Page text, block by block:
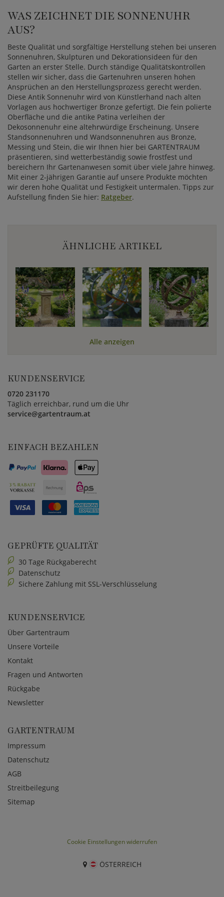
WAS ZEICHNET DIE SONNENUHR
AUS?
Beste Qualität und sorgfältige Herstellung stehen bei unseren
Sonnenuhren, Skulpturen und Dekorationsideen für den
Garten an erster Stelle. Durch ständige Qualitätskontrollen
stellen wir sicher, dass die Gartenuhren unseren hohen
Ansprüchen an den Herstellungsprozess gerecht werden.
Diese Antik Sonnenuhr wird von Künstlerhand nach alten
Vorlagen aus hochwertiger Bronze gefertigt. Die fein polierte
Oberfläche und die antike Patina verleihen der
Dekosonnenuhr eine altehrwürdige Erscheinung. Unsere
Standsonnenuhren und Wandsonnenuhren aus Bronze,
Messing und Stein, die wir Ihnen hier bei GARTENTRAUM
präsentieren, sind wetterbeständig sowie frostfest und
bereichern Ihr Gartenanwesen somit über viele Jahre hinweg.
Mit einer 2-jährigen Garantie auf unsere Produkte möchten
wir deren hohe Qualität und Festigkeit untermalen. Tipps zur
Aufstellung finden Sie hier: Ratgeber.
ÄHNLICHE ARTIKEL
Alle anzeigen
KUNDENSERVICE
0720 231170
Täglich erreichbar, rund um die Uhr
service@gartentraum.at
EINFACH BEZAHLEN
GEPRÜFTE QUALITÄT
30 Tage Rückgaberecht
Datenschutz
Sichere Zahlung mit SSL-Verschlüsselung
KUNDENSERVICE
Über Gartentraum
Unsere Vorteile
Kontakt
Fragen und Antworten
Rückgabe
Newsletter
GARTENTRAUM
Impressum
Datenschutz
AGB
Streitbeilegung
Sitemap
Cookie Einstellungen widerrufen
ÖSTERREICH